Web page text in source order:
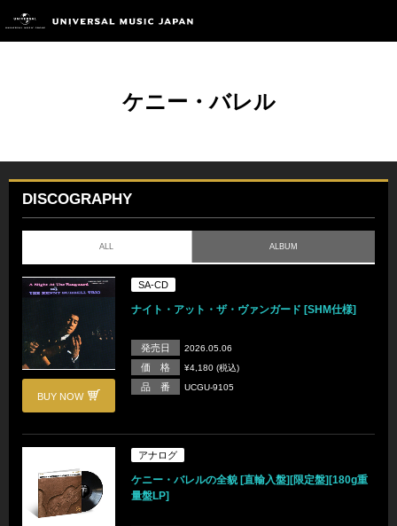
ケニー・バレル
DISCOGRAPHY
ALL ALBUM
BUY NOW
SA-CD
ナイト・アット・ザ・ヴァンガード [SHM仕様]
発売日 2026.05.06
価 格 ¥4,180 (税込)
品 番 UCGU-9105
アナログ
ケニー・バレルの全貌 [直輸入盤][限定盤][180g重
量盤LP]